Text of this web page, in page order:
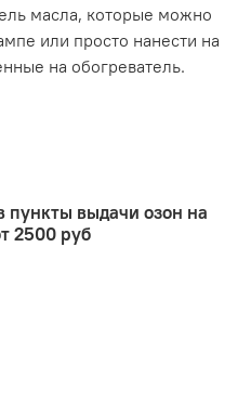
масла, которые можно
или просто нанести на
на обогреватель.
пункты выдачи озон на
2500 руб